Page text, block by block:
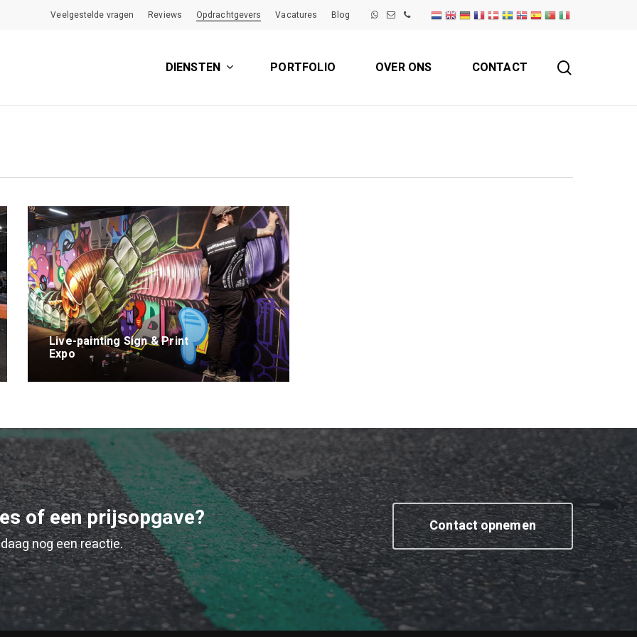
Veelgestelde vragen Reviews Opdrachtgevers Vacatures Blog
DIENSTEN PORTFOLIO OVER ONS CONTACT
Live-painting Sign & Print
Expo
of een prijsopgave?
nog een reactie.
Contact opnemen